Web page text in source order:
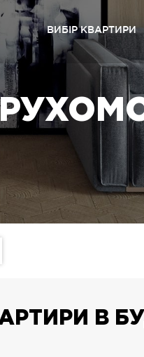
ВИБІР КВАРТИРИ
Київ
ЖК
ЖК
ЖК
ЖК
Львів
ЖК
В